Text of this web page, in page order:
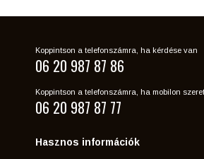
Koppintson a telefonszámra, ha kérdése van
06 20 987 87 86
Koppintson a telefonszámra, ha mobilon
06 20 987 87 77
Hasznos információk